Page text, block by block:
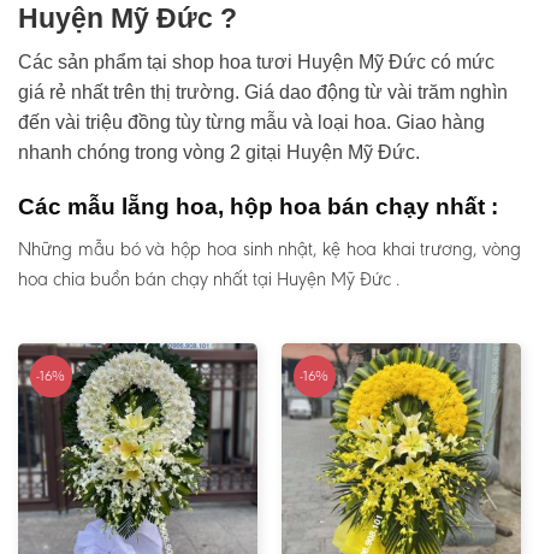
Huyện Mỹ Đức ?
Các sản phẩm tại shop hoa tươi Huyện Mỹ Đức có mức
giá rẻ nhất trên thị trường. Giá dao động từ vài trăm nghìn
đến vài triệu đồng tùy từng mẫu và loại hoa. Giao hàng
nhanh chóng trong vòng 2 gitại Huyện Mỹ Đức.
Các mẫu lẵng hoa, hộp hoa bán chạy nhất :
Những mẫu bó và hộp hoa sinh nhật, kệ hoa khai trương, vòng
hoa chia buồn bán chạy nhất tại Huyện Mỹ Đức .
-16% -16%